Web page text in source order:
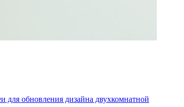
для обновления дизайна двухкомнатной